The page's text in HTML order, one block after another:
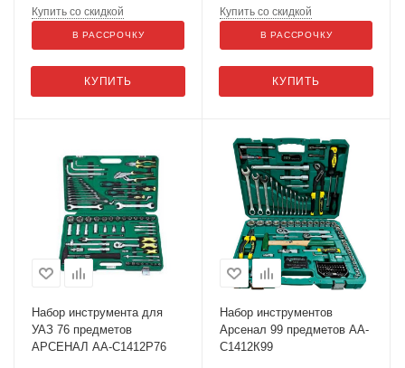
КУПИТЬ
Купить со скидкой
В РАССРОЧКУ
КУПИТЬ
Купить со скидкой
В РАССРОЧКУ
Набор инструмента для
УАЗ 76 предметов
АРСЕНАЛ АА-С1412Р76
Набор инструментов
Арсенал 99 предметов АА-
С1412К99